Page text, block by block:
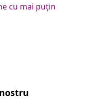
cu mai puțin